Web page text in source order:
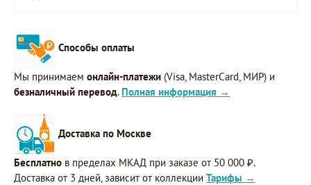
Способы оплаты
Мы принимаем онлайн-платежи (Visa, MasterCard, МИР) и
безналичный перевод. Полная информация →
Доставка по Москве
Бесплатно в пределах МКАД при заказе от 50 000 ₽.
Доставка от 3 дней, зависит от коллекции Тарифы →